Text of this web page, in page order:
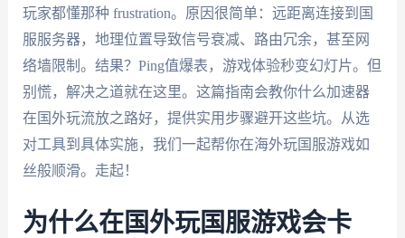
玩家都懂那种 frustration。原因很简单：远距离连接到国
服服务器，地理位置导致信号衰减、路由冗余，甚至网
络墙限制。结果？Ping值爆表，游戏体验秒变幻灯片。但
别慌，解决之道就在这里。这篇指南会教你什么加速器
在国外玩流放之路好，提供实用步骤避开这些坑。从选
对工具到具体实施，我们一起帮你在海外玩国服游戏如
丝般顺滑。走起！
为什么在国外玩国服游戏会卡